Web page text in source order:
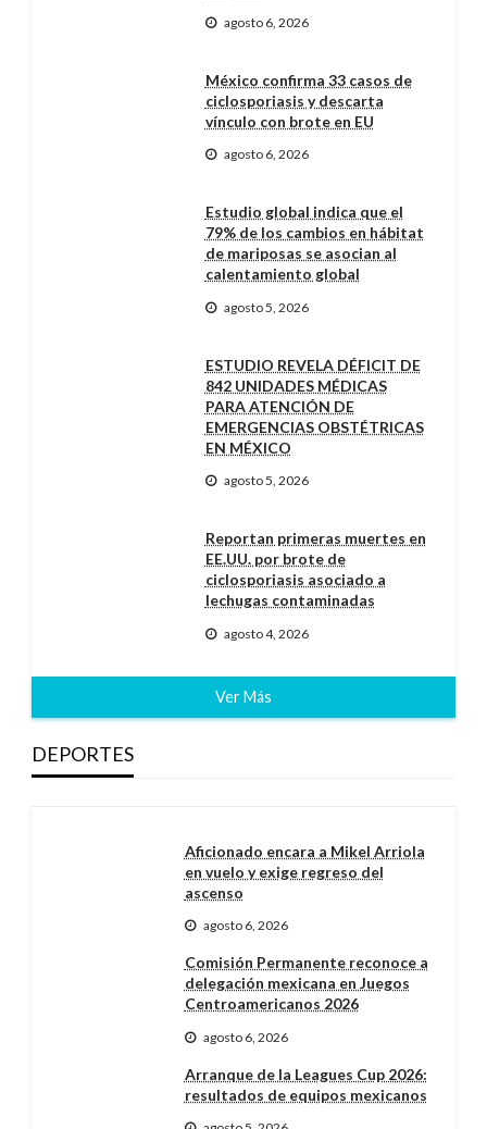
agosto 6, 2026
México confirma 33 casos de
ciclosporiasis y descarta
vínculo con brote en EU
agosto 6, 2026
Estudio global indica que el
79% de los cambios en hábitat
de mariposas se asocian al
calentamiento global
agosto 5, 2026
ESTUDIO REVELA DÉFICIT DE
842 UNIDADES MÉDICAS
PARA ATENCIÓN DE
EMERGENCIAS OBSTÉTRICAS
EN MÉXICO
agosto 5, 2026
Reportan primeras muertes en
EE.UU. por brote de
ciclosporiasis asociado a
lechugas contaminadas
agosto 4, 2026
Ver Más
DEPORTES
Aficionado encara a Mikel Arriola
en vuelo y exige regreso del
ascenso
agosto 6, 2026
Comisión Permanente reconoce a
delegación mexicana en Juegos
Centroamericanos 2026
agosto 6, 2026
Arranque de la Leagues Cup 2026:
resultados de equipos mexicanos